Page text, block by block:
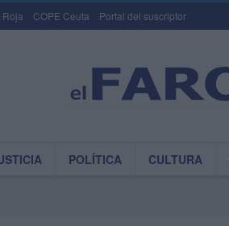
Roja COPE Ceuta Portal del suscriptor
POLÍTICA CULTURA